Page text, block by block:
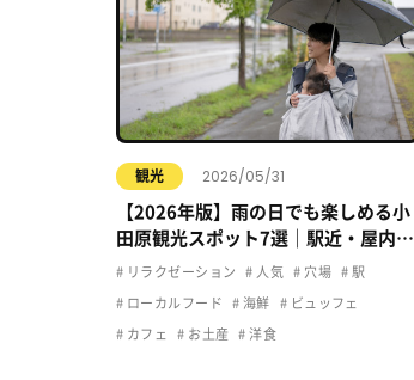
観光 2026/05/31
【2026年版】雨の日でも楽しめる小
田原観光スポット7選｜駅近・屋内・
カフェで快適おでかけ
リラクゼーション 人気 穴場 駅
ローカルフード 海鮮 ビュッフェ
カフェ お土産 洋食